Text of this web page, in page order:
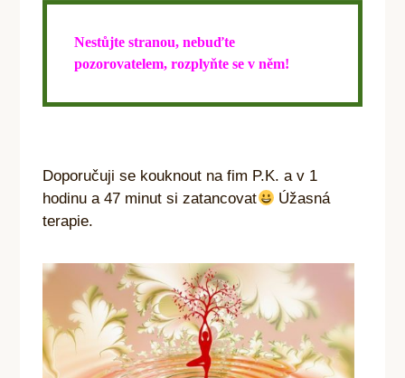
Nestůjte stranou, nebuďte
pozorovatelem, rozplyňte se v něm!
Doporučuji se kouknout na fim P.K. a v 1
hodinu a 47 minut si zatancovat
Úžasná
terapie.